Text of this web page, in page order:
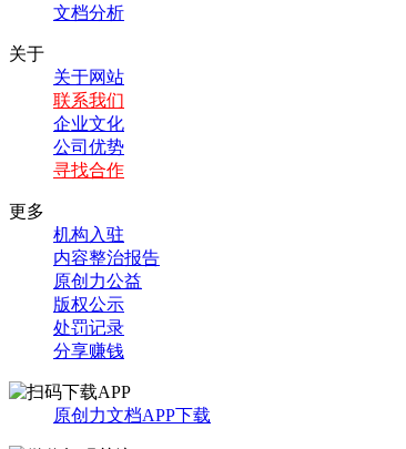
文档分析
关于
关于网站
联系我们
企业文化
公司优势
寻找合作
更多
机构入驻
内容整治报告
原创力公益
版权公示
处罚记录
分享赚钱
原创力文档APP下载